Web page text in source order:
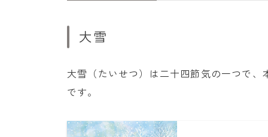
大雪
大雪（たいせつ）は二十四節気の一つで
です。